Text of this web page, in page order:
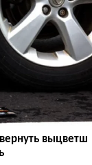
выцветш